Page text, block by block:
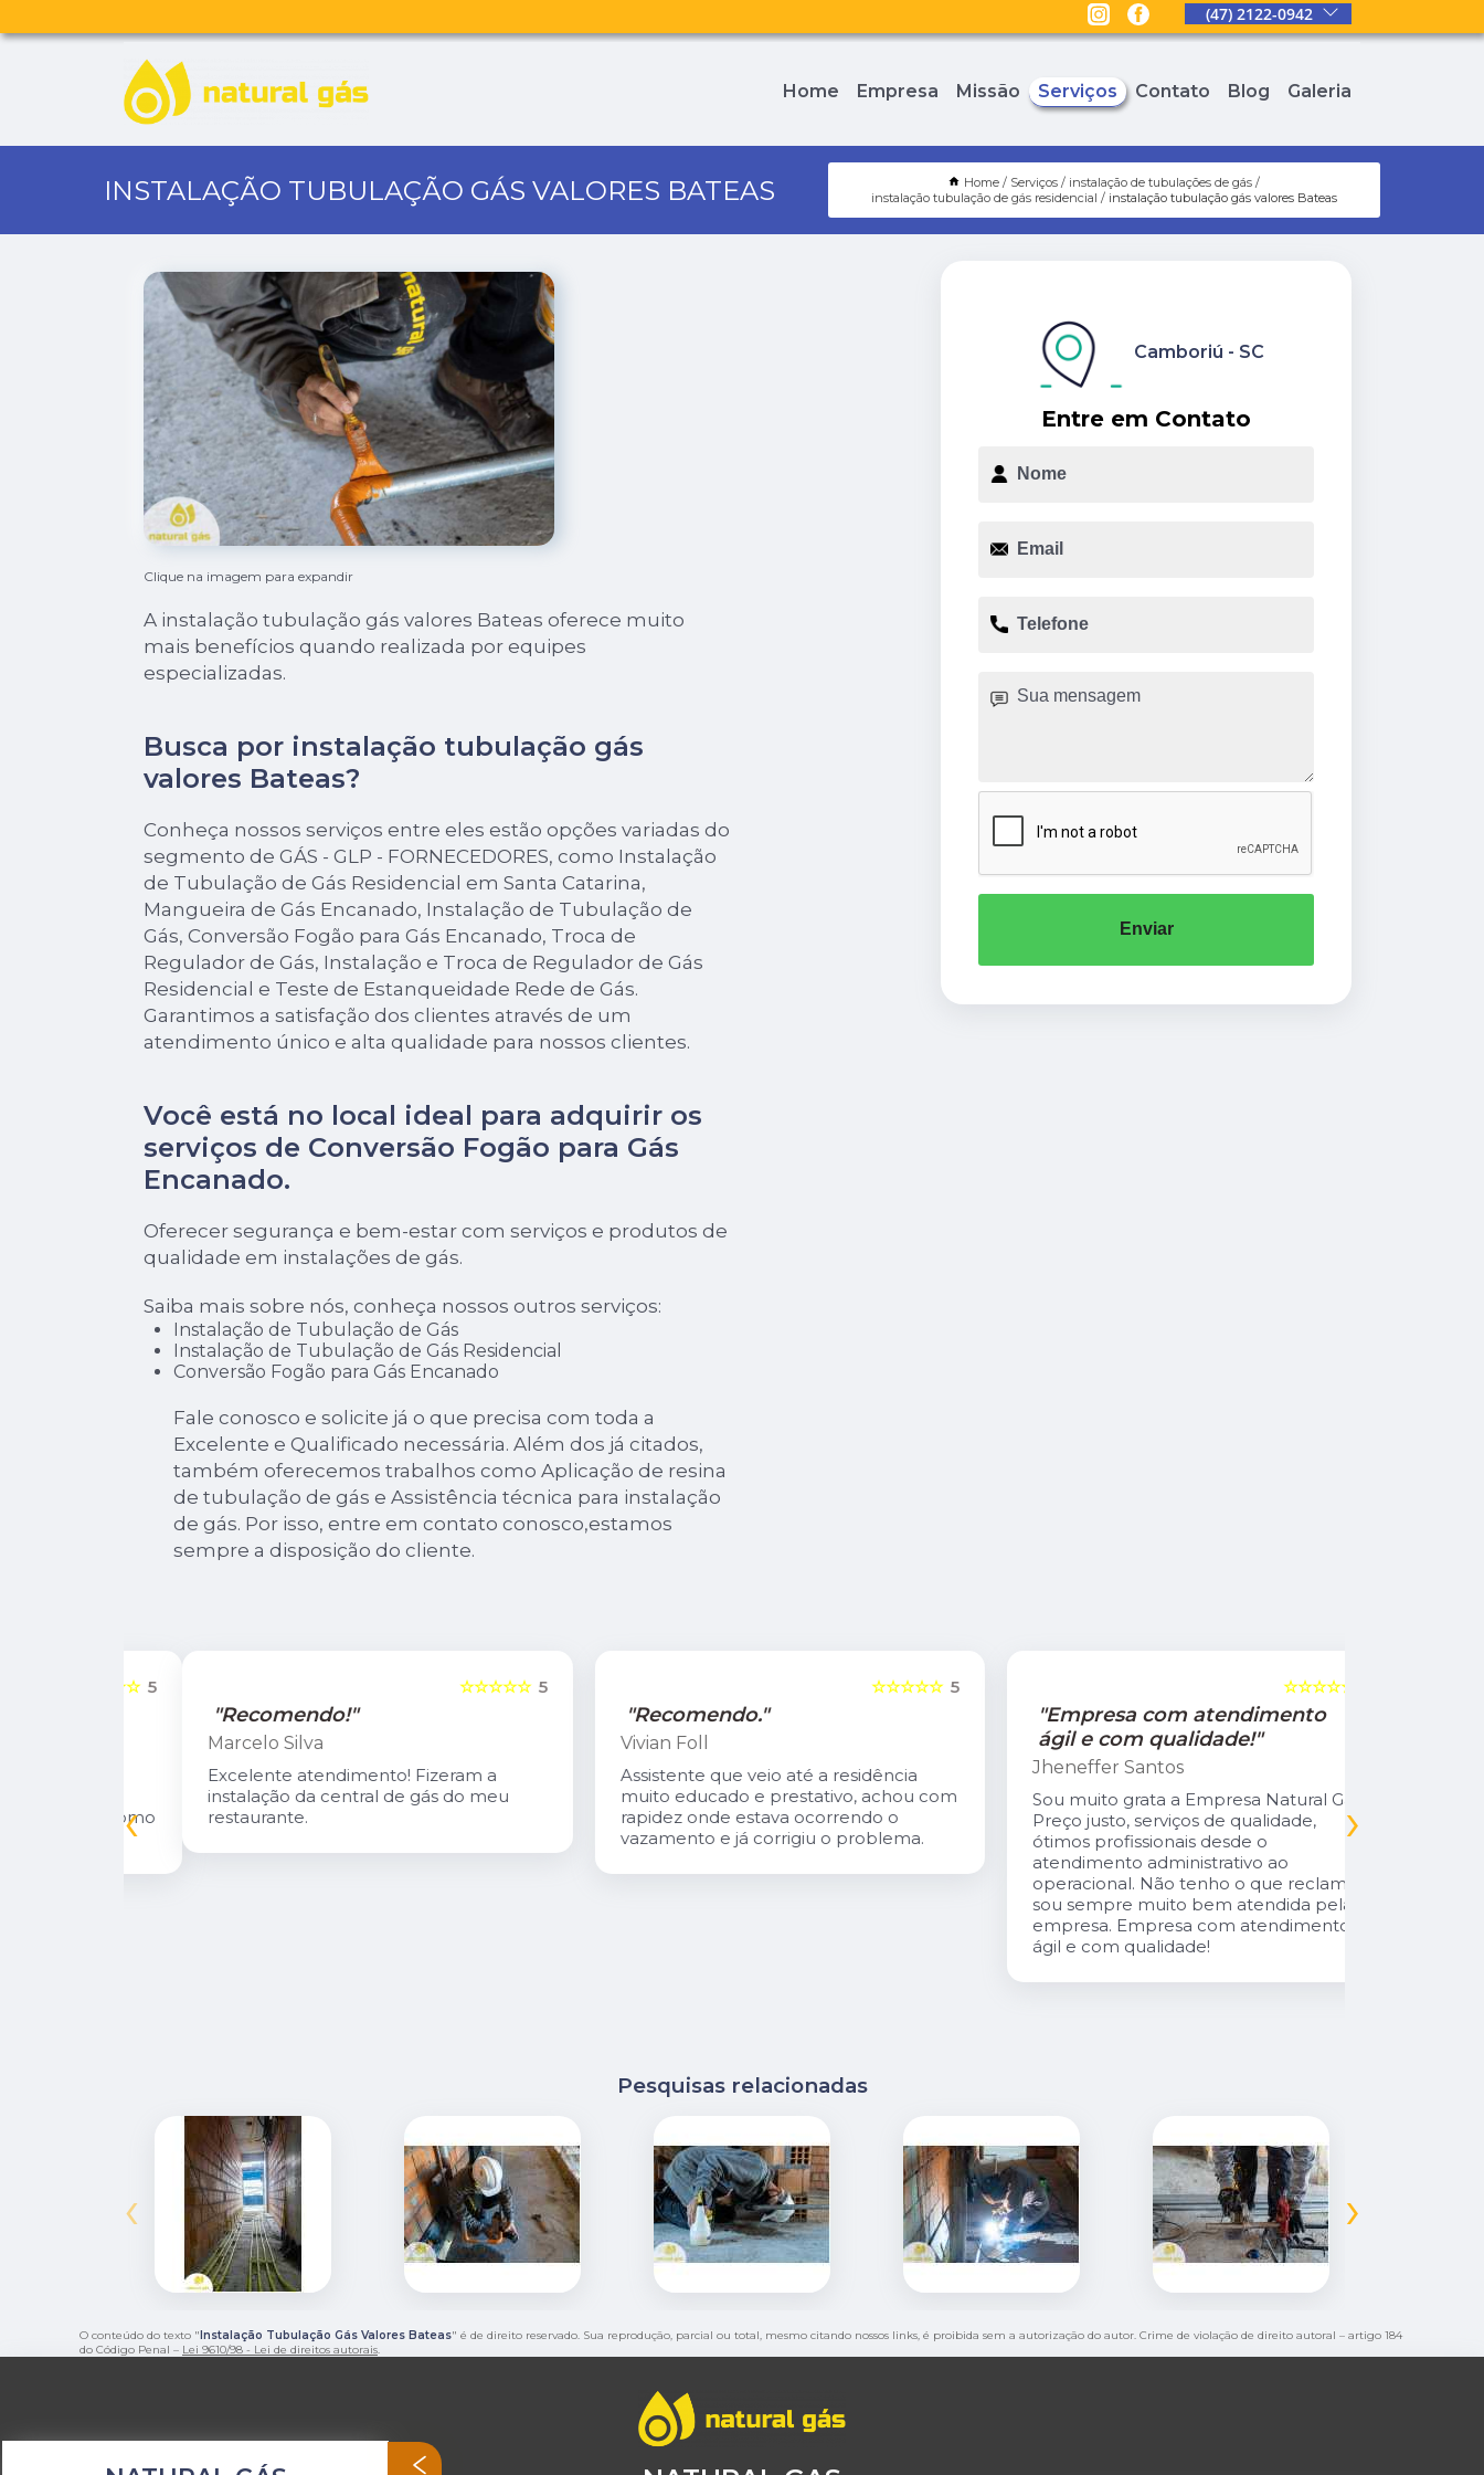
(47) 2122-0942
Home Empresa Missão Serviços Contato Blog Galeria
INSTALAÇÃO TUBULAÇÃO GÁS VALORES BATEAS Home Serviços
instalação de tubulações de gás
instalação tubulação de gás residencial
instalação tubulação gás valores Bateas
Clique na imagem para expandir
A instalação tubulação gás valores Bateas oferece muito
mais benefícios quando realizada por equipes
especializadas.
Busca por instalação tubulação gás
valores Bateas?
Conheça nossos serviços entre eles estão opções variadas do
segmento de GÁS - GLP - FORNECEDORES, como Instalação
de Tubulação de Gás Residencial em Santa Catarina,
Mangueira de Gás Encanado, Instalação de Tubulação de
Gás, Conversão Fogão para Gás Encanado, Troca de
Regulador de Gás, Instalação e Troca de Regulador de Gás
Residencial e Teste de Estanqueidade Rede de Gás.
Garantimos a satisfação dos clientes através de um
atendimento único e alta qualidade para nossos clientes.
Você está no local ideal para adquirir os
serviços de Conversão Fogão para Gás
Encanado.
Oferecer segurança e bem-estar com serviços e produtos de
qualidade em instalações de gás.
Saiba mais sobre nós, conheça nossos outros serviços:
Instalação de Tubulação de Gás
Instalação de Tubulação de Gás Residencial
Conversão Fogão para Gás Encanado
Fale conosco e solicite já o que precisa com toda a
Excelente e Qualificado necessária. Além dos já citados,
também oferecemos trabalhos como Aplicação de resina
de tubulação de gás e Assistência técnica para instalação
de gás. Por isso, entre em contato conosco,estamos
sempre a disposição do cliente.
Entre em Contato
Camboriú - SC
Enviar
5
☆☆☆☆☆
"Recomendo!"
Marcelo Silva
Excelente atendimento! Fizeram a
instalação da central de gás do meu
restaurante.
5
☆☆☆☆☆
"Recomendo."
Vivian Foll
Assistente que veio até a residência
muito educado e prestativo, achou com
rapidez onde estava ocorrendo o
vazamento e já corrigiu o problema.
5
☆☆☆☆☆
"Empresa com atendimento
ágil e com qualidade!"
Jheneffer Santos
Sou muito grata a Empresa Natural Gás.
Preço justo, serviços de qualidade,
ótimos profissionais desde o
atendimento administrativo ao
operacional. Não tenho o que reclamar,
sou sempre muito bem atendida pela
empresa. Empresa com atendimento
ágil e com qualidade!
‹ ›
Pesquisas relacionadas
‹ ›
O conteúdo do texto " Instalação Tubulação Gás Valores Bateas" é de direito reservado. Sua reprodução, parcial ou total, mesmo citando nossos links, é proibida sem a autorização do autor. Crime de violação de direito autoral – artigo 184
do Código Penal – Lei 9610/98 - Lei de direitos autorais.